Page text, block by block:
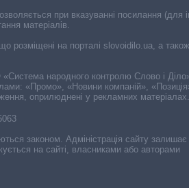
законом. Адміністрація сайту залишає
на сайті, власниками або авторами
при вказуванні посилання
матеріалів.
що розміщені на порталі slovoidilo.ua, а
«Система народного контролю Слово і
«Промо», «Новини компаній»,
оприлюднені у рекламних